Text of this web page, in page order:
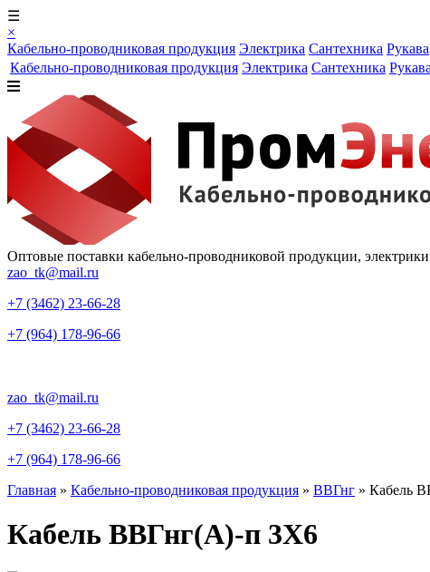
☰
×
Кабельно-проводниковая продукция Электрика Сантехника Рукава
Кабельно-проводниковая продукция Электрика Сантехника Рукава
Оптовые поставки кабельно-проводниковой продукции,
zao_tk@mail.ru
+7 (3462) 23-66-28
+7 (964) 178-96-66
zao_tk@mail.ru
+7 (3462) 23-66-28
+7 (964) 178-96-66
Главная » Кабельно-проводниковая продукция » ВВГнг » Кабель
Кабель ВВГнг(А)-п 3X6